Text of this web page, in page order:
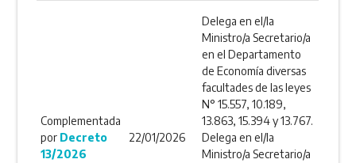
Complementada
por Decreto
13/2026
22/01/2026
Delega en el/la
Ministro/a Secretario/a
en el Departamento
de Economía diversas
facultades de las leyes
N° 15.557, 10.189,
13.863, 15.394 y 13.767.
Delega en el/la
Ministro/a Secretario/a